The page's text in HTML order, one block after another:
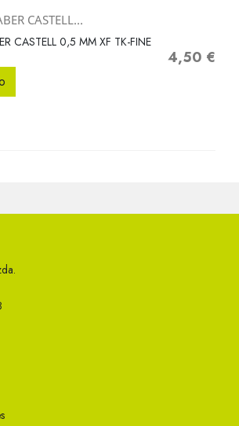
CASTELL...
CASTELL 0,5 MM XF TK-FINE
Precio
4,50 €